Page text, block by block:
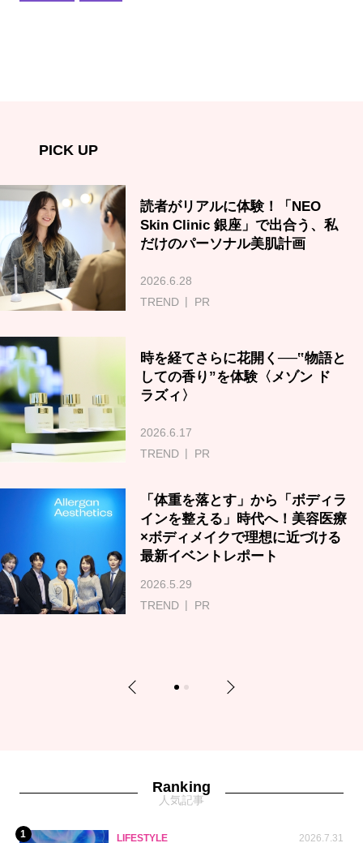
PICK UP
読者がリアルに体験！「NEO
Skin Clinic 銀座」で出合う、私
だけのパーソナル美肌計画
2026.6.28
TREND
PR
時を経てさらに花開く──‟物語と
しての香り”を体験〈メゾン ド
ラズィ〉
2026.6.17
TREND
PR
「体重を落とす」から「ボディラ
インを整える」時代へ！美容医療
×ボディメイクで理想に近づける
最新イベントレポート
2026.5.29
TREND
PR
Previous 1 2 Next
Ranking
人気記事
1 LIFESTYLE 2026.7.31